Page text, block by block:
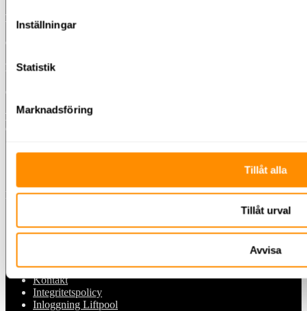
Inställningar
Statistik
Marknadsföring
Tillåt alla
Tillåt urval
Avvisa
Finspång:
Skäggebyvägen 9
612 44 Finspång
Norrköping Norr:
602 23 Norrköping
Linköping:
Gillbergagatan 7
MENUMENU
Utbildningar
Allmänna villkor & försäkring
Kontakt
Integritetspolicy
Inloggning Liftpool